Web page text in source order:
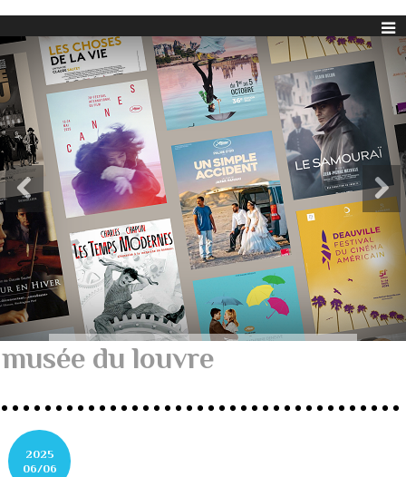
musée du louvre
2025
06/06